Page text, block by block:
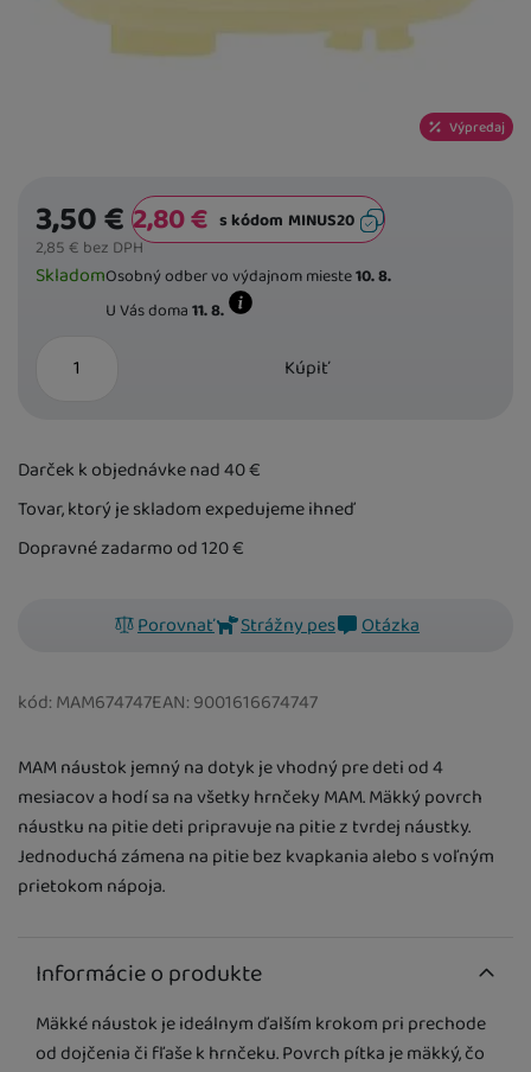
kód: MAM674747EAN: 9001616674747
MAM náustok jemný na dotyk je vhodný pre deti od 4
mesiacov a hodí sa na všetky hrnčeky MAM. Mäkký povrch
náustku na pitie deti pripravuje na pitie z tvrdej náustky.
Jednoduchá zámena na pitie bez kvapkania alebo s voľným
prietokom nápoja.
Dostupnost
SkladomOsobný odber vo výdajnom mieste10. 8.
U Vás doma11. 8.
skladem 1 ks:Osobný odber vo výdajnom
2,80€ s kódom MINUS20 Zkopírujte kód
3,50€
2,85€ bez DPH
Kúpiť
Darček k objednávke nad 40€
Tovar, ktorý je skladom expedujeme ihneď
Dopravné zadarmo od 120€
Porovnať Strážny pes Otázka
Výpredaj
Informácie o produkte
Mäkké náustok je ideálnym ďalším krokom pri prechode
od dojčenia či fľaše k hrnčeku. Povrch pítka je mäkký, čo